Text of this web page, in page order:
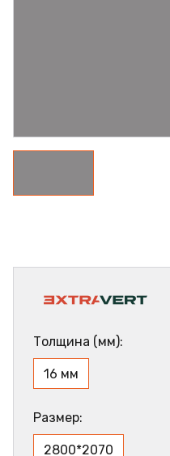
Толщина (мм):
16 мм
Размер:
2800*2070